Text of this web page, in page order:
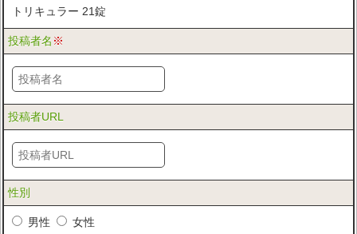
トリキュラー 21錠
投稿者名 ※
投稿者URL
性別
男性 女性